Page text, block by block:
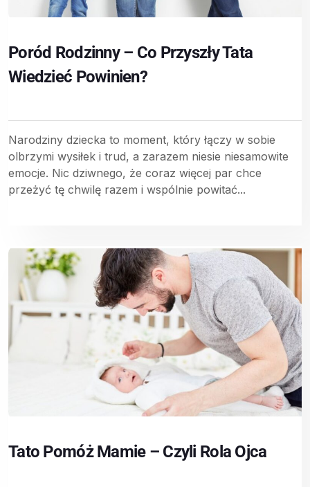
Poród Rodzinny – Co Przyszły Tata
Wiedzieć Powinien?
Narodziny dziecka to moment, który łączy w sobie
olbrzymi wysiłek i trud, a zarazem niesie niesamowite
emocje. Nic dziwnego, że coraz więcej par chce
przeżyć tę chwilę razem i wspólnie powitać...
Tato Pomóż Mamie – Czyli Rola Ojca